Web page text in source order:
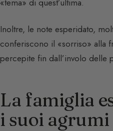
«tema» di quest’ultima.
Inoltre, le note esperidato,
conferiscono il «sorriso» alla
percepite fin dall’involo delle
La famiglia
i suoi agrumi